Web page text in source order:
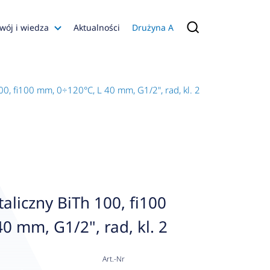
naruszenie
i wiedza
Konfiguratory
Aktualności Drużyna A
fi100 mm, 0÷120°C, L 40 mm, G1/2", rad, kl. 2
BiTh 100, fi100
mm, G1/2", rad, kl. 2
Art.-Nr